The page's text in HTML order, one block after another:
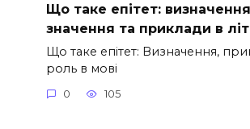
Що таке епітет:
значення та приклади в
Що таке епітет: Визначення,
роль в мові
0 105